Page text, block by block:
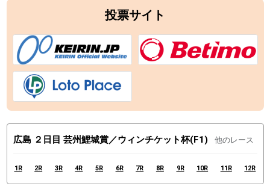
投票サイト
広島 ２日目 芸州鯉城賞／ウィンチケット杯(F1) 他のレース
1R 2R 3R 4R 5R 6R 7R 8R 9R 10R 11R 12R